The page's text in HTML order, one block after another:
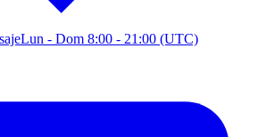
Lun - Dom 8:00 - 21:00 (UTC)